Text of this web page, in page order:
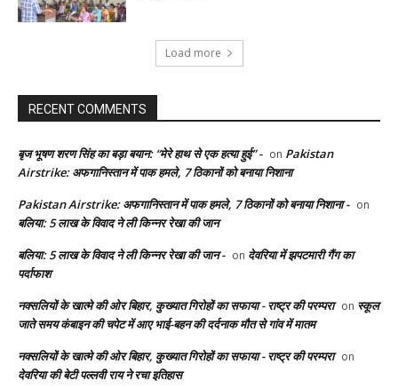
Load more
RECENT COMMENTS
बृज भूषण शरण सिंह का बड़ा बयान: “मेरे हाथ से एक हत्या हुई” - on Pakistan
Airstrike: अफगानिस्तान में पाक हमले, 7 ठिकानों को बनाया निशाना
Pakistan Airstrike: अफगानिस्तान में पाक हमले, 7 ठिकानों को बनाया निशाना - on
बलिया: 5 लाख के विवाद ने ली किन्नर रेखा की जान
बलिया: 5 लाख के विवाद ने ली किन्नर रेखा की जान - on देवरिया में झपटमारी गैंग का
पर्दाफाश
नक्सलियों के खात्मे की ओर बिहार, कुख्यात गिरोहों का सफाया - राष्ट्र की परम्परा on स्कूल
जाते समय कंबाइन की चपेट में आए भाई-बहन की दर्दनाक मौत से गांव में मातम
नक्सलियों के खात्मे की ओर बिहार, कुख्यात गिरोहों का सफाया - राष्ट्र की परम्परा on
देवरिया की बेटी पल्लवी राय ने रचा इतिहास